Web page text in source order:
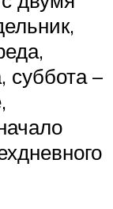
суббота –